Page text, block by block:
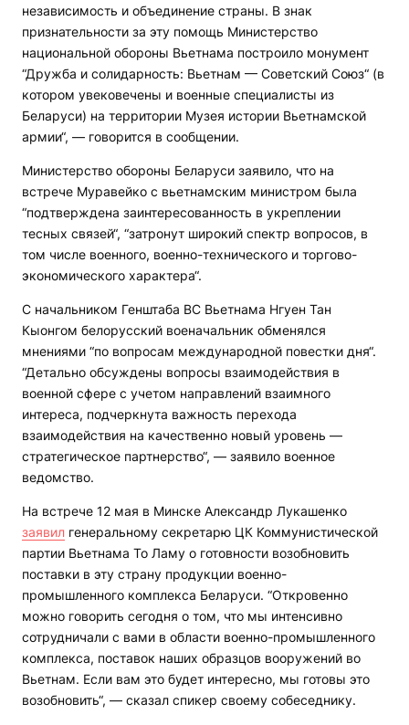
независимость и объединение страны. В знак
признательности за эту помощь Министерство
национальной обороны Вьетнама построило монумент
“Дружба и солидарность: Вьетнам — Советский Союз“ (в
котором увековечены и военные специалисты из
Беларуси) на территории Музея истории Вьетнамской
армии“, — говорится в сообщении.
Министерство обороны Беларуси заявило, что на
встрече Муравейко с вьетнамским министром была
“подтверждена заинтересованность в укреплении
тесных связей“, “затронут широкий спектр вопросов, в
том числе военного, военно-технического и торгово-
экономического характера“.
С начальником Генштаба ВС Вьетнама Нгуен Тан
Кыонгом белорусский военачальник обменялся
мнениями “по вопросам международной повестки дня“.
“Детально обсуждены вопросы взаимодействия в
военной сфере с учетом направлений взаимного
интереса, подчеркнута важность перехода
взаимодействия на качественно новый уровень —
стратегическое партнерство“, — заявило военное
ведомство.
На встрече 12 мая в Минске Александр Лукашенко
заявил генеральному секретарю ЦК Коммунистической
партии Вьетнама То Ламу о готовности возобновить
поставки в эту страну продукции военно-
промышленного комплекса Беларуси. “Откровенно
можно говорить сегодня о том, что мы интенсивно
сотрудничали с вами в области военно-промышленного
комплекса, поставок наших образцов вооружений во
Вьетнам. Если вам это будет интересно, мы готовы это
возобновить“, — сказал спикер своему собеседнику.